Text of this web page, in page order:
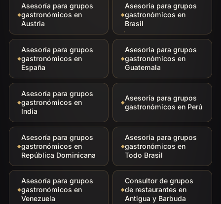
Asesoría para grupos
gastronómicos en
Austria
Asesoría para grupos
gastronómicos en
Brasil
Asesoría para grupos
gastronómicos en
España
Asesoría para grupos
gastronómicos en
Guatemala
Asesoría para grupos
gastronómicos en
India
Asesoría para grupos
gastronómicos en Perú
Asesoría para grupos
gastronómicos en
República Dominicana
Asesoría para grupos
gastronómicos en
Todo Brasil
Asesoría para grupos
gastronómicos en
Venezuela
Consultor de grupos
de restaurantes en
Antigua y Barbuda